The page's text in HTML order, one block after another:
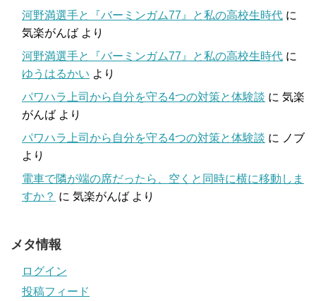
河野満選手と『バーミンガム77』と私の高校生時代 に
気楽がんば より
河野満選手と『バーミンガム77』と私の高校生時代 に
ゆうはるかい より
パワハラ上司から自分を守る4つの対策と体験談 に 気楽
がんば より
パワハラ上司から自分を守る4つの対策と体験談 に ノブ
より
電車で隣が端の席だったら、空くと同時に横に移動しま
すか？ に 気楽がんば より
メタ情報
ログイン
投稿フィード